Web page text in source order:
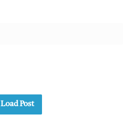
Load Post